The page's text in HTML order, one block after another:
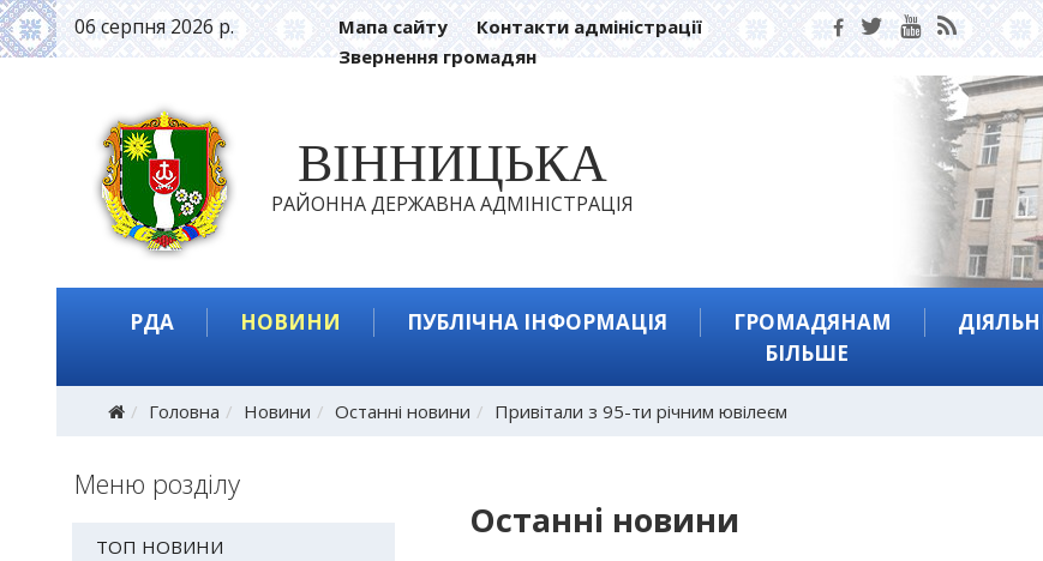
06 серпня 2026 р. Мапа сайту
Контакти адміністрації
Звернення громадян
ВІННИЦЬКА
РАЙОННА ДЕРЖАВНА АДМІНІСТРАЦІЯ
РДА НОВИНИ ПУБЛІЧНА ІНФОРМАЦІЯ ГРОМАДЯНАМ
БІЛЬШЕ
Головна Новини Останні новини Привітали з 95-ти річним ювілеєм
Меню розділу
ТОП НОВИНИ
Останні новини